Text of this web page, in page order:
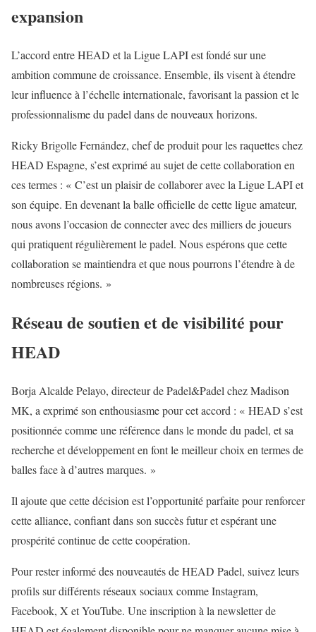
expansion
L’accord entre HEAD et la Ligue LAPI est fondé sur une
ambition commune de croissance. Ensemble, ils visent à étendre
leur influence à l’échelle internationale, favorisant la passion et le
professionnalisme du padel dans de nouveaux horizons.
Ricky Brigolle Fernández, chef de produit pour les raquettes chez
HEAD Espagne, s’est exprimé au sujet de cette collaboration en
ces termes : « C’est un plaisir de collaborer avec la Ligue LAPI et
son équipe. En devenant la balle officielle de cette ligue amateur,
nous avons l’occasion de connecter avec des milliers de joueurs
qui pratiquent régulièrement le padel. Nous espérons que cette
collaboration se maintiendra et que nous pourrons l’étendre à de
nombreuses régions. »
Réseau de soutien et de visibilité pour
HEAD
Borja Alcalde Pelayo, directeur de Padel&Padel chez Madison
MK, a exprimé son enthousiasme pour cet accord : « HEAD s’est
positionnée comme une référence dans le monde du padel, et sa
recherche et développement en font le meilleur choix en termes de
balles face à d’autres marques. »
Il ajoute que cette décision est l’opportunité parfaite pour renforcer
cette alliance, confiant dans son succès futur et espérant une
prospérité continue de cette coopération.
Pour rester informé des nouveautés de HEAD Padel, suivez leurs
profils sur différents réseaux sociaux comme Instagram,
Facebook, X et YouTube. Une inscription à la newsletter de